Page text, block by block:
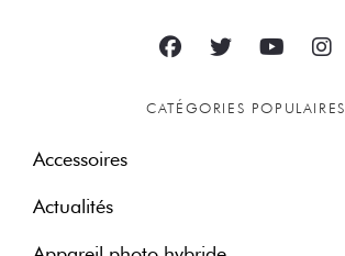
CATÉGORIES POPULAIRES
Accessoires
Actualités